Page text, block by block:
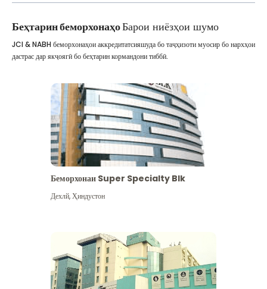
Беҳтарин беморхонаҳоБарои ниёзҳои шумо
JCI & NABH беморхонаҳои аккредитатсияшуда бо таҷҳизоти муосир бо нархҳои
дастрас дар якҷоягӣ бо беҳтарин кормандони тиббӣ.
Беморхонаи Super Specialty Blk
Дехлй,Ҳиндустон